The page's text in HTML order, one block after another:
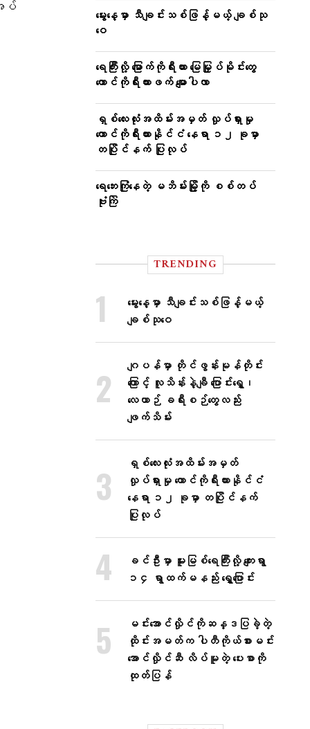
ပ်
မွေးနေ့မှာ သီချင်းသစ်ဖြန့်မယ့် ချစ်သု
ဝေ
ရေကြီးလို့ မြောက်ကိုရီးယား မြေမြှုပ်မိုင်းတွေ
တောင်ကိုရီးယားဖက် မျောပါလာ
ရှစ်လေးလုံးအထိမ်းအမှတ် လှုပ်ရှားမှု
တောင်ကိုရီးယားနိုင်ငံ နေရာ ၁၂ ခုမှာ
တပြိုင်နက် ပြုလုပ်
ရေဘေးကြုံနေတဲ့ မဘိမ်းမြို့ကို စစ်တပ်
ဗုံးကြဲ
TRENDING
မွေးနေ့မှာ သီချင်းသစ်ဖြန့်မယ့်
ချစ်သုဝေ
ဂျပန်မှာ တိုင်ဖွန်းမုန်တိုင်း
ကြောင့် လူသိန်းနဲ့ချီ ပြောင်းရွှေ့၊
လေယာဉ် ခရီးစဉ်တွေလည်း
ဖျက်သိမ်း
ရှစ်လေးလုံးအထိမ်းအမှတ်
လှုပ်ရှားမှု တောင်ကိုရီးယားနိုင်ငံ
နေရာ ၁၂ ခုမှာ တပြိုင်နက်
ပြုလုပ်
ခင်ဦးမှာ မူးမြစ်ရေကြီးလို့ ကျေးရွာ
၁၄ ရွာထက်မနည်း ရွှေ့ပြောင်း
မင်းအောင်လှိုင်ကိုဆန္ဒပြခဲ့တဲ့
ထိုင်းအမတ်က ပါတီကိုယ်စားမင်း
အောင်လှိုင်ဆီ လိပ်မူတဲ့ ပေးစာကို
ထုတ်ပြန်